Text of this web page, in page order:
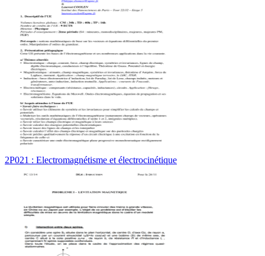
2P021 : Electromagnétisme et électrocinétique